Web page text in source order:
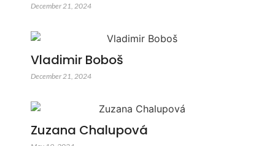
December 21, 2024
Vladimir Boboš
December 21, 2024
Zuzana Chalupová